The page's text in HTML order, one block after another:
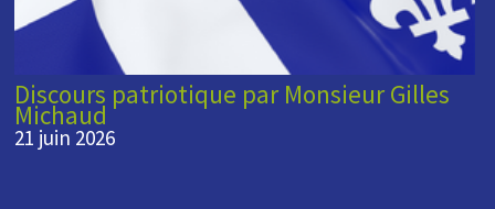
Discours patriotique par Monsieur Gilles
Michaud
21 juin 2026